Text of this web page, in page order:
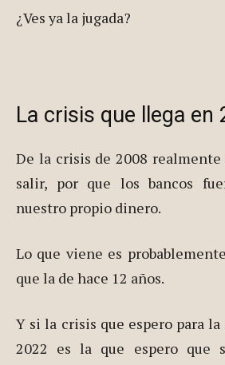
¿Ves ya la jugada?
La crisis que llega en
De la crisis de 2008
salir, por que los bancos
nuestro propio dinero.
Lo que viene es
que la de hace 12 años.
Y si la crisis que espero para
2022 es la que espero que